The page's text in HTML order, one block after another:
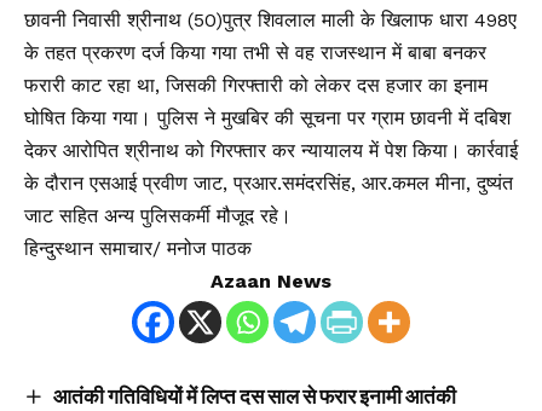
छावनी निवासी श्रीनाथ (50)पुत्र शिवलाल माली के खिलाफ धारा 498ए
के तहत प्रकरण दर्ज किया गया तभी से वह राजस्थान में बाबा बनकर
फरारी काट रहा था, जिसकी गिरफ्तारी को लेकर दस हजार का इनाम
घोषित किया गया। पुलिस ने मुखबिर की सूचना पर ग्राम छावनी में दबिश
देकर आरोपित श्रीनाथ को गिरफ्तार कर न्यायालय में पेश किया। कार्रवाई
के दौरान एसआई प्रवीण जाट, प्रआर.समंदरसिंह, आर.कमल मीना, दुष्यंत
जाट सहित अन्य पुलिसकर्मी मौजूद रहे।
हिन्दुस्थान समाचार/ मनोज पाठक
Azaan News
आतंकी गतिविधियों में लिप्त दस साल से फरार इनामी आतंकी